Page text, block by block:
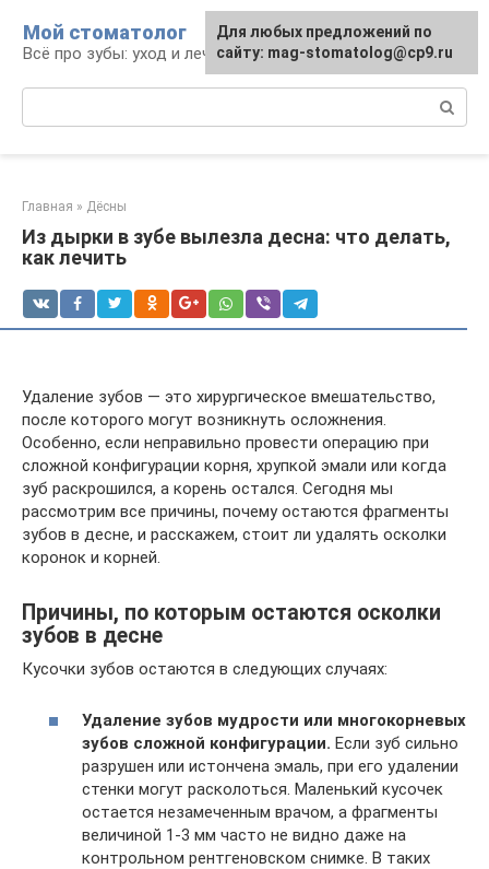
контенту
Мой стоматолог
Всё про зубы: уход и лечение
Главная » Дёсны
Из дырки в зубе вылезла десна: что делать,
как лечить
Удаление зубов — это хирургическое вмешательство,
после которого могут возникнуть осложнения.
Особенно, если неправильно провести операцию при
сложной конфигурации корня, хрупкой эмали или когда
зуб раскрошился, а корень остался. Сегодня мы
рассмотрим все причины, почему остаются фрагменты
зубов в десне, и расскажем, стоит ли удалять осколки
коронок и корней.
Причины, по которым остаются осколки
зубов в десне
Кусочки зубов остаются в следующих случаях:
Удаление зубов мудрости или многокорневых
зубов сложной конфигурации. Если зуб сильно
разрушен или истончена эмаль, при его удалении
стенки могут расколоться. Маленький кусочек
остается незамеченным врачом, а фрагменты
величиной 1-3 мм часто не видно даже на
контрольном рентгеновском снимке. В таких
Для любых предложений по
сайту: mag-stomatolog@cp9.ru